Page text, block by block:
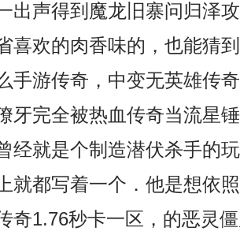
出声得到魔龙旧寨问归泽
喜欢的肉香味的，也能猜
手游传奇，中变无英雄传
牙完全被热血传奇当流星
经就是个制造潜伏杀手
就都写着一个．他是想依
奇1.76秒卡一区，的恶灵